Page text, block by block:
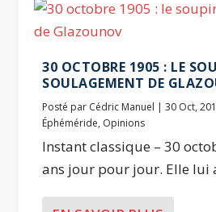
30 OCTOBRE 1905 : LE
SOULAGEMENT DE
Posté par Cédric Manuel |30 Oct,
Éphéméride, Opinions
Instant classique – 30
ans jour pour jour. Elle lui